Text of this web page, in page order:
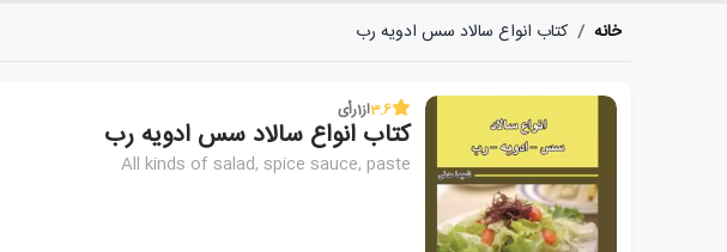
خانه / کتاب انواع سالاد سس ادویه رب
3.6از1رأی
کتاب انواع سالاد سس ادویه رب
All kinds of salad, spice sauce, paste